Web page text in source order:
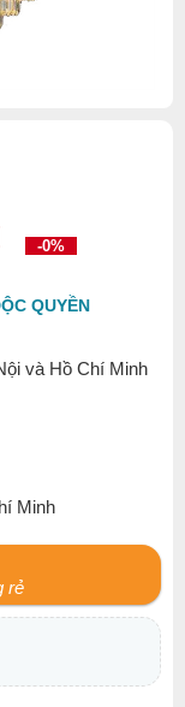
-0%
QUYỀN
và Hồ Chí Minh
Minh
rẻ